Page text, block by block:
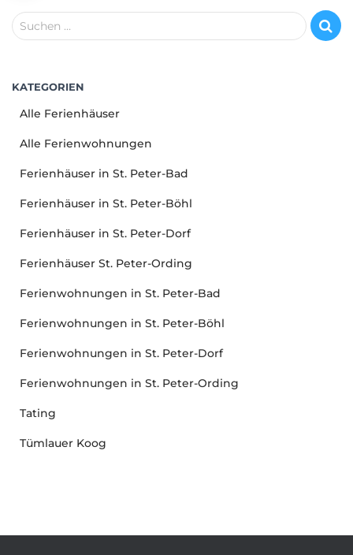
S
e
Suchen …
KATEGORIEN
Alle Ferienhäuser
Alle Ferienwohnungen
Ferienhäuser in St. Peter-Bad
Ferienhäuser in St. Peter-Böhl
Ferienhäuser in St. Peter-Dorf
Ferienhäuser St. Peter-Ording
Ferienwohnungen in St. Peter-Bad
Ferienwohnungen in St. Peter-Böhl
Ferienwohnungen in St. Peter-Dorf
Ferienwohnungen in St. Peter-Ording
Tating
Tümlauer Koog